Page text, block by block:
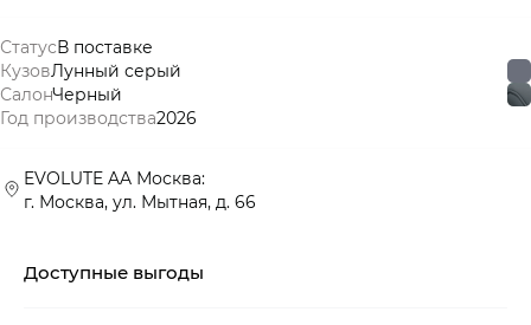
СтатусВ поставке
КузовЛунный серый
СалонЧерный
Год производства2026
EVOLUTE AA Москва:
г. Москва, ул. Мытная, д. 66
Доступные выгоды